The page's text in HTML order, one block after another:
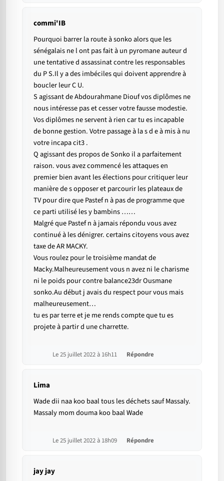
commi'IB
Pourquoi barrer la route à sonko alors que les
sénégalais ne l ont pas fait à un pyromane auteur d
une tentative d assassinat contre les responsables
du P S.Il y a des imbéciles qui doivent apprendre à
boucler leur C U.
S agissant de Abdourahmane Diouf vos diplômes ne
nous intéresse pas et cesser votre fausse modestie.
Vos diplômes ne servent à rien car tu es incapable
de bonne gestion. Votre passage à la s d e à mis à nu
votre incapa cit3 .
Q agissant des propos de Sonko il a parfaitement
raison. vous avez commencé les attaques en
premier bien avant les élections pour critiquer leur
manière de s opposer et parcourir les plateaux de
TV pour dire que Pastef n à pas de programme que
ce parti utilisé les y bambins ……
Malgré que Pastef n à jamais répondu vous avez
continué à les dénigrer. certains citoyens vous avez
taxe de AR MACKY.
Vous roulez pour le troisième mandat de
Macky.Malheureusement vous n avez ni le charisme
ni le poids pour contre balance23dr Ousmane
sonko.Au début j avais du respect pour vous mais
malheureusement…
tu es par terre et je me rends compte que tu es
projete à partir d une charrette.
Le 25 juillet 2022 à 16h11 Répondre
Lima
Wade dii naa koo baal tous les déchets sauf Massaly.
Massaly mom douma koo baal Wade
Le 25 juillet 2022 à 18h09 Répondre
jay jay